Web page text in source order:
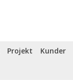
Projekt
Kunder